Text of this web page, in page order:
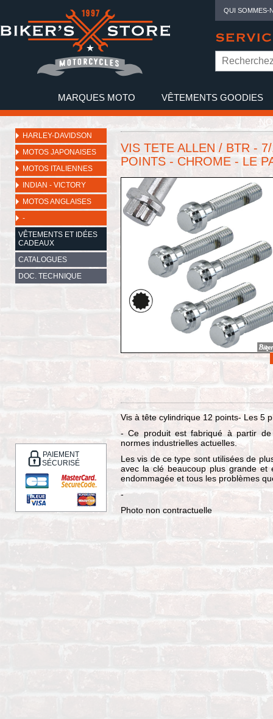
QUI SOMMES-
MARQUES MOTO VÊTEMENTS GOODIES
HARLEY-DAVIDSON
MOTOS JAPONAISES
MOTOS ITALIENNES
INDIAN - VICTORY
MOTOS ANGLAISES
-
VÊTEMENTS ET IDÉES
CADEAUX
CATALOGUES
DOC. TECHNIQUE
PAIEMENT
SÉCURISÉ
VIS TETE ALLEN / BTR -
POINTS - CHROME - LE
Vis à tête cylindrique 12 points- Les 5
- Ce produit est fabriqué à partir
normes industrielles actuelles.
Les vis de ce type sont utilisées de
avec la clé beaucoup plus grande
endommagée et tous les problèmes
-
Photo non contractuelle